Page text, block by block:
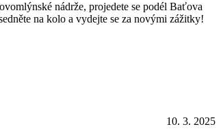
nádrže, projedete se podél Baťova
na kolo a vydejte se za novými zážitky!
10. 3. 2025